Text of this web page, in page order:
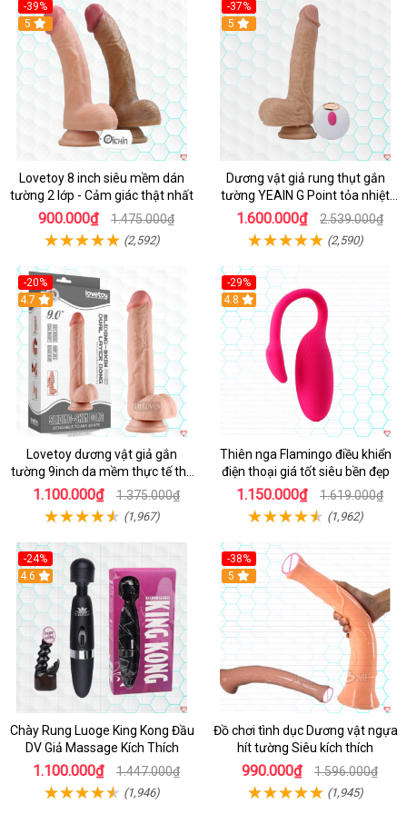
-39%
Hot
5
Lovetoy 8 inch siêu mềm dán
tường 2 lớp - Cảm giác thật nhất
900.000₫ 1.475.000₫
(2,592)
-37%
5
Dương vật giả rung thụt gắn
tường YEAIN G Point tỏa nhiệt
điều khiển từ xa
1.600.000₫ 2.539.000₫
(2,590)
-20%
Hot
4.7
Lovetoy dương vật giả gắn
tường 9inch da mềm thực tế thú
vị
1.100.000₫ 1.375.000₫
(1,967)
-29%
Hot
4.8
Thiên nga Flamingo điều khiển
điện thoại giá tốt siêu bền đẹp
1.150.000₫ 1.619.000₫
(1,962)
-24%
4.6
Chày Rung Luoge King Kong Đầu
DV Giả Massage Kích Thích
1.100.000₫ 1.447.000₫
(1,946)
-38%
Hot
5
Đồ chơi tình dục Dương vật ngựa
hít tường Siêu kích thích
990.000₫ 1.596.000₫
(1,945)